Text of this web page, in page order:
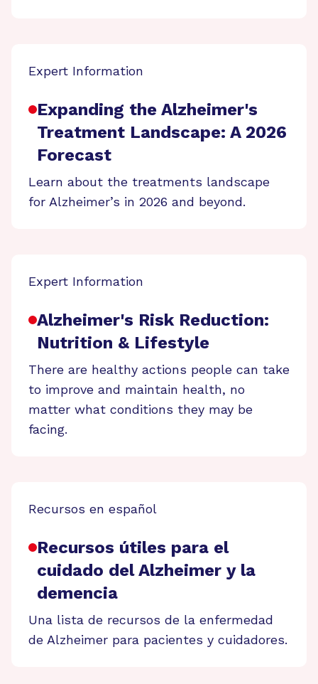
Expert Information
Expanding the Alzheimer's
Treatment Landscape: A 2026
Forecast
Learn about the treatments landscape
for Alzheimer’s in 2026 and beyond.
Expert Information
Alzheimer's Risk Reduction:
Nutrition & Lifestyle
There are healthy actions people can take
to improve and maintain health, no
matter what conditions they may be
facing.
Recursos en español
Recursos útiles para el
cuidado del Alzheimer y la
demencia
Una lista de recursos de la enfermedad
de Alzheimer para pacientes y cuidadores.